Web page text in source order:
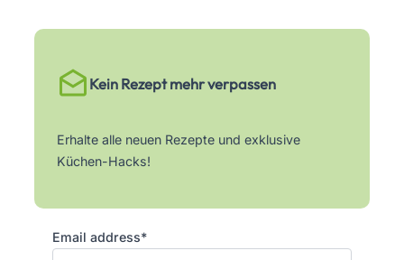
Kein Rezept mehr verpassen
Erhalte alle neuen Rezepte und exklusive
Küchen-Hacks!
Email address*